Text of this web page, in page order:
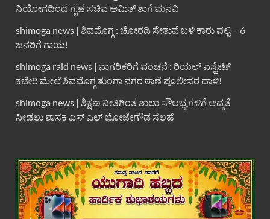
ನಿಯೋಗದಿಂದ ಗೃಹ ಸಚಿವ ಅಮಿತ್ ಶಾಗೆ ಮನವಿ
shimoga news | ಶಿವಮೊಗ್ಗ : ಚೋರಡಿ ಸೇತುವೆ ಬಳಿ ಕಾರು ಪಲ್ಟಿ – 6
ಜನರಿಗೆ ಗಾಯ!
shimoga raid news | ನಾಗರಿಕರಿಗೆ ವಂಚನೆ : ರಿಯಲ್ ಎಸ್ಟೇಟ್
ಕಚೇರಿ ಮೇಲೆ ಶಿವಮೊಗ್ಗ ತುಂಗಾ ನಗರ ಠಾಣೆ ಪೊಲೀಸರ ದಾಳಿ!
shimoga news | ಶಿಕ್ಷಣ ನೀತಿಗಿಂತ ಶಾಲಾ ಸೌಲಭ್ಯಗಳಿಗೆ ಆದ್ಯತೆ
ನೀಡಲು ಶಾಸಕ ಎಸ್ ಎಲ್ ಭೋಜೇಗೌಡ ಸಲಹೆ